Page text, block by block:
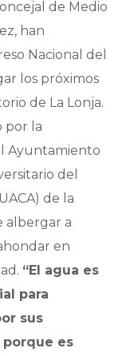
de Medio
han
Nacional del
los próximos
de La Lonja.
por la
Ayuntamiento
del
de la
albergar a
en
“El agua es
para
sus
porque es